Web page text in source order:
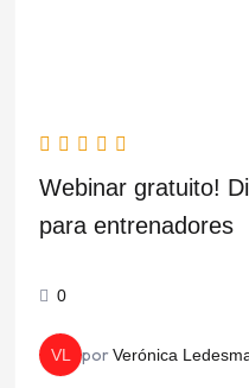
Webinar gratuito!
para entrenadores
0
VL porVerónica